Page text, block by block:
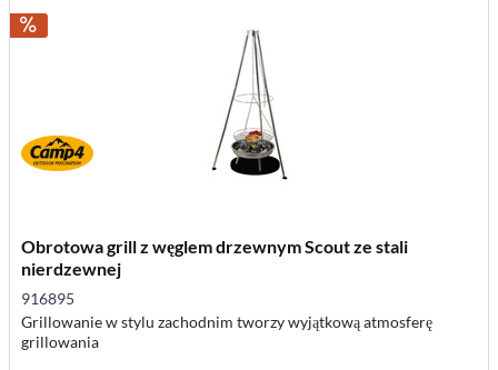
Obrotowa grill z węglem drzewnym Scout ze stali
nierdzewnej
916895
Grillowanie w stylu zachodnim tworzy wyjątkową atmosferę
grillowania